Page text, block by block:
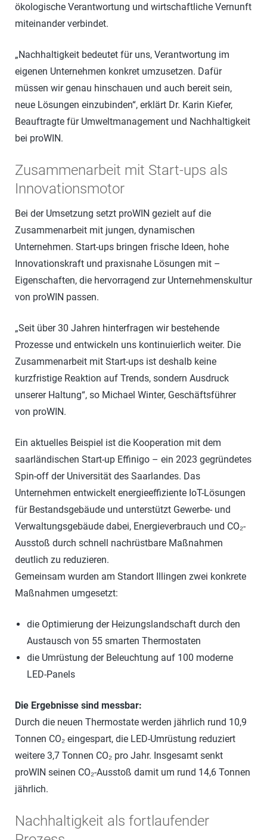
ökologische Verantwortung und wirtschaftliche Vernunft
miteinander verbindet.
„Nachhaltigkeit bedeutet für uns, Verantwortung im
eigenen Unternehmen konkret umzusetzen. Dafür
müssen wir genau hinschauen und auch bereit sein,
neue Lösungen einzubinden“, erklärt Dr. Karin Kiefer,
Beauftragte für Umweltmanagement und Nachhaltigkeit
bei proWIN.
Zusammenarbeit mit Start-ups als
Innovationsmotor
Bei der Umsetzung setzt proWIN gezielt auf die
Zusammenarbeit mit jungen, dynamischen
Unternehmen. Start-ups bringen frische Ideen, hohe
Innovationskraft und praxisnahe Lösungen mit –
Eigenschaften, die hervorragend zur Unternehmenskultur
von proWIN passen.
„Seit über 30 Jahren hinterfragen wir bestehende
Prozesse und entwickeln uns kontinuierlich weiter. Die
Zusammenarbeit mit Start-ups ist deshalb keine
kurzfristige Reaktion auf Trends, sondern Ausdruck
unserer Haltung“, so Michael Winter, Geschäftsführer
von proWIN.
Ein aktuelles Beispiel ist die Kooperation mit dem
saarländischen Start-up Effinigo – ein 2023 gegründetes
Spin-off der Universität des Saarlandes. Das
Unternehmen entwickelt energieeffiziente IoT-Lösungen
für Bestandsgebäude und unterstützt Gewerbe- und
Verwaltungsgebäude dabei, Energieverbrauch und CO₂-
Ausstoß durch schnell nachrüstbare Maßnahmen
deutlich zu reduzieren.
Gemeinsam wurden am Standort Illingen zwei konkrete
Maßnahmen umgesetzt:
die Optimierung der Heizungslandschaft durch den
Austausch von 55 smarten Thermostaten
die Umrüstung der Beleuchtung auf 100 moderne
LED-Panels
Die Ergebnisse sind messbar:
Durch die neuen Thermostate werden jährlich rund 10,9
Tonnen CO₂ eingespart, die LED-Umrüstung reduziert
weitere 3,7 Tonnen CO₂ pro Jahr. Insgesamt senkt
proWIN seinen CO₂-Ausstoß damit um rund 14,6 Tonnen
jährlich.
Nachhaltigkeit als fortlaufender